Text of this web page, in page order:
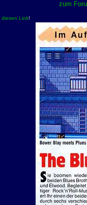
zum
diesen Link!